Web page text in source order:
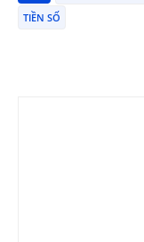
TIỀN SỐ